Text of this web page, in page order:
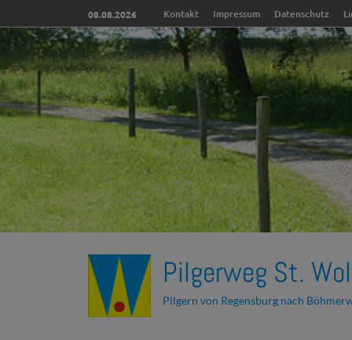
08.08.2026 Kontakt Impressum Datenschutz
Pilgerweg St.
Pilgern von Regensburg nach